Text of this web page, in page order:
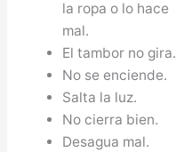
la ropa o lo hace
mal.
El tambor no gira.
No se enciende.
Salta la luz.
No cierra bien.
Desagua mal.